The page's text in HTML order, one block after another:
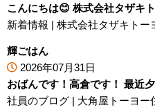
こんにちは😊 株式会社タザキ
新着情報 | 株式会社タザキトー
輝ごはん
2026年07月31日
おばんです！高倉です！ 最近
社員のブログ | 大角屋トーヨー